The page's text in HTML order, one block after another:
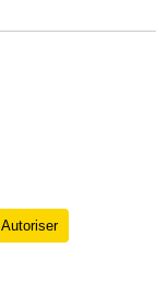
Autoriser